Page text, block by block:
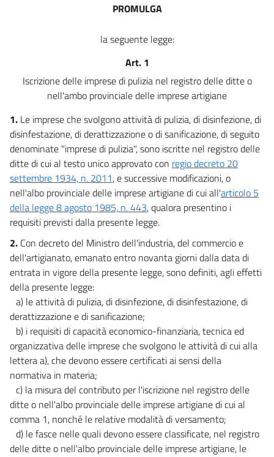
PROMULGA
la seguente legge:
Art. 1
Iscrizione delle imprese di pulizia nel registro delle ditte o
nell'ambo provinciale delle imprese artigiane
1. Le imprese che svolgono attività di pulizia, di disinfezione, di
disinfestazione, di derattizzazione o di sanificazione, di seguito
denominate "imprese di pulizia", sono iscritte nel registro delle
ditte di cui al testo unico approvato con regio decreto 20
settembre 1934, n. 2011, e successive modificazioni, o
nell'albo provinciale delle imprese artigiane di cui all'articolo 5
della legge 8 agosto 1985, n. 443, qualora presentino i
requisiti previsti dalla presente legge.
2. Con decreto del Ministro dell'industria, del commercio e
dell'artigianato, emanato entro novanta giorni dalla data di
entrata in vigore della presente legge, sono definiti, agli effetti
della presente legge:
a) le attività di pulizia, di disinfezione, di disinfestazione, di
derattizzazione e di sanificazione;
b) i requisiti di capacità economico-finanziaria, tecnica ed
organizzativa delle imprese che svolgono le attività di cui alla
lettera a), che devono essere certificati ai sensi della
normativa in materia;
c) la misura del contributo per l'iscrizione nel registro delle
ditte o nell'albo provinciale delle imprese artigiane di cui al
comma 1, nonché le relative modalità di versamento;
d) le fasce nelle quali devono essere classificate, nel registro
delle ditte o nell'albo provinciale delle imprese artigiane, le